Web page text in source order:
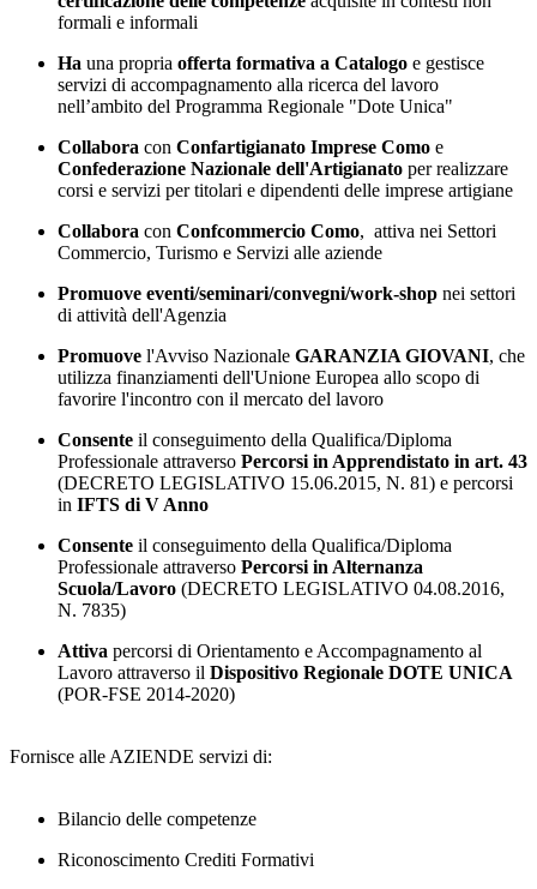
formali e informali
Ha una propria offerta formativa a Catalogo e gestisce
servizi di accompagnamento alla ricerca del lavoro
nell’ambito del Programma Regionale "Dote Unica"
Collabora con Confartigianato Imprese Como e
Confederazione Nazionale dell'Artigianato per realizzare
corsi e servizi per titolari e dipendenti delle imprese artigiane
Collabora con Confcommercio Como, attiva nei Settori
Commercio, Turismo e Servizi alle aziende
Promuove eventi/seminari/convegni/work-shop nei settori
di attività dell'Agenzia
Promuove l'Avviso Nazionale GARANZIA GIOVANI, che
utilizza finanziamenti dell'Unione Europea allo scopo di
favorire l'incontro con il mercato del lavoro
Consente il conseguimento della Qualifica/Diploma
Professionale attraverso Percorsi in Apprendistato in art. 43
(DECRETO LEGISLATIVO 15.06.2015, N. 81) e percorsi
in IFTS di V Anno
Consente il conseguimento della Qualifica/Diploma
Professionale attraverso Percorsi in Alternanza
Scuola/Lavoro (DECRETO LEGISLATIVO 04.08.2016,
N. 7835)
Attiva percorsi di Orientamento e Accompagnamento al
Lavoro attraverso il Dispositivo Regionale DOTE UNICA
(POR-FSE 2014-2020)
Fornisce alle AZIENDE servizi di:
Bilancio delle competenze
Riconoscimento Crediti Formativi